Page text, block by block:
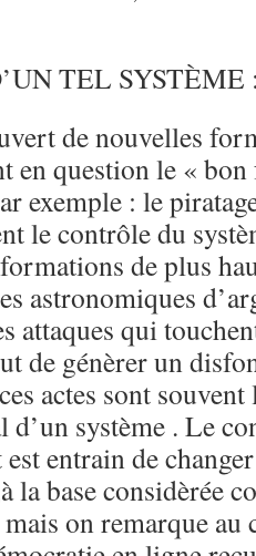
TEL SYSTÈME
de nouvelles
en question le «
exemple : le
le contrôle du
de plus
astronomiques
attaques qui
de génèrer un
actes sont
d’un système . Le
entrain de
la base considèrée
on remarque au